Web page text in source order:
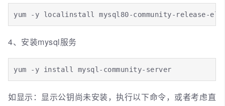
yum -y localinstall mysql80-community-release-
4、安装mysql服务
yum -y install mysql-community-server
如显示：显示公钥尚未安装，执行以下命令，或者考虑直